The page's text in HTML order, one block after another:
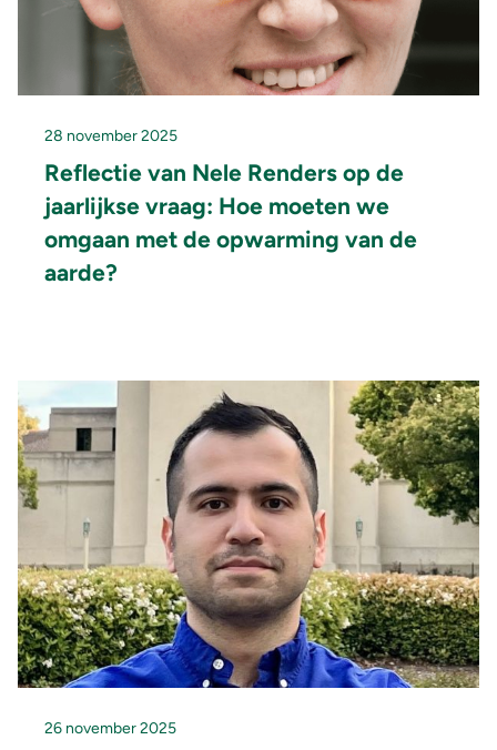
28 november 2025
Reflectie van Nele Renders op de
jaarlijkse vraag: Hoe moeten we
omgaan met de opwarming van de
aarde?
26 november 2025